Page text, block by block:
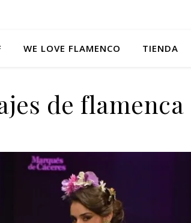
WE LOVE FLAMENCO TIENDA
de flamenca